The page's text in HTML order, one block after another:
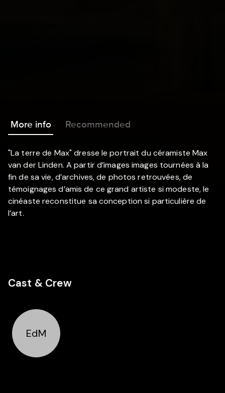
More info Recommended
"La terre de Max" dresse le portrait du céramiste Max
van der Linden. A partir d’images images tournées à la
fin de sa vie, d’archives, de photos retrouvées, de
témoignages d’amis de ce grand artiste si modeste, le
cinéaste reconstitue sa conception si particulière de
l’art.
Cast & Crew
EdM